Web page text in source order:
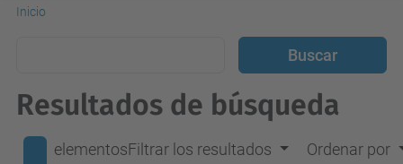
Inicio
Resultados de búsqueda
elementosFiltrar los resultados Ordenar por